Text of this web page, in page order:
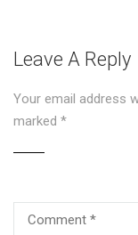
Leave A Reply
Your email address
marked *